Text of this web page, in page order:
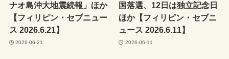
ナオ島沖大地震続報」ほか
【フィリピン・セブニュー
ス 2026.6.21】
2026-06-21
国落選、12日は独立記念日
ほか【フィリピン・セブニ
ュース 2026.6.11】
2026-06-11